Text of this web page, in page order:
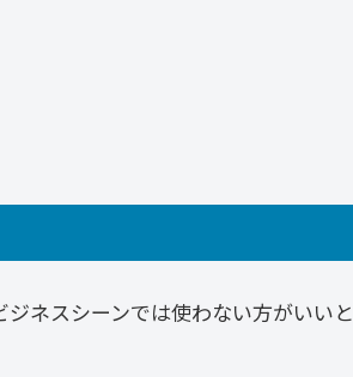
ネスシーンでは使わない方がいいと